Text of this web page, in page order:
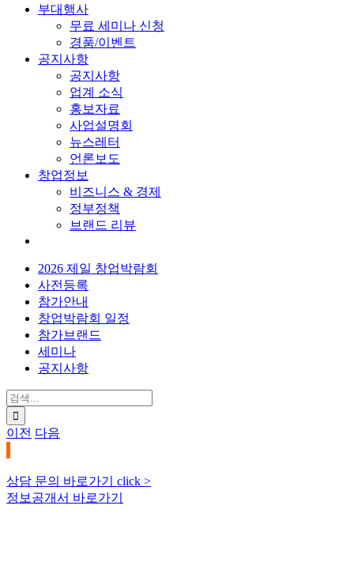
부대행사
무료 세미나 신청
경품/이벤트
공지사항
공지사항
업계 소식
홍보자료
사업설명회
뉴스레터
언론보도
창업정보
비즈니스 & 경제
정부정책
브랜드 리뷰
2026 제일 창업박람회
사전등록
참가안내
창업박람회 일정
참가브랜드
세미나
공지사항
검
색:
이전 다음
상담 문의 바로가기 click >
정보공개서 바로가기